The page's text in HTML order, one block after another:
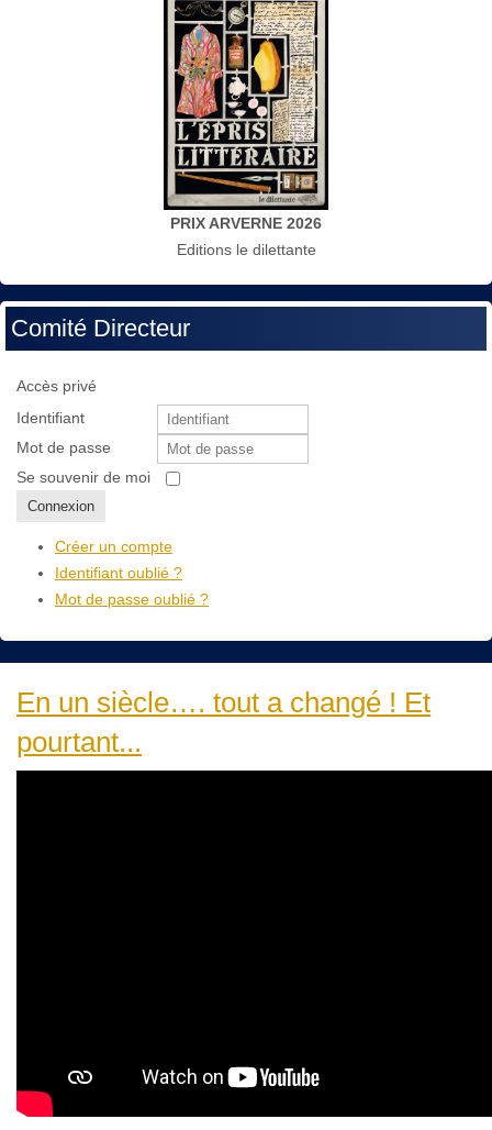
PRIX ARVERNE 2026
Editions le dilettante
Comité Directeur
Accès privé
Identifiant
Mot de passe
Se souvenir de moi
Connexion
Créer un compte
Identifiant oublié ?
Mot de passe oublié ?
En un siècle…. tout a changé ! Et
pourtant...